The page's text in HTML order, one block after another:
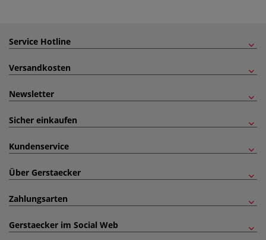
Service Hotline
Versandkosten
Newsletter
Sicher einkaufen
Kundenservice
Über Gerstaecker
Zahlungsarten
Gerstaecker im Social Web